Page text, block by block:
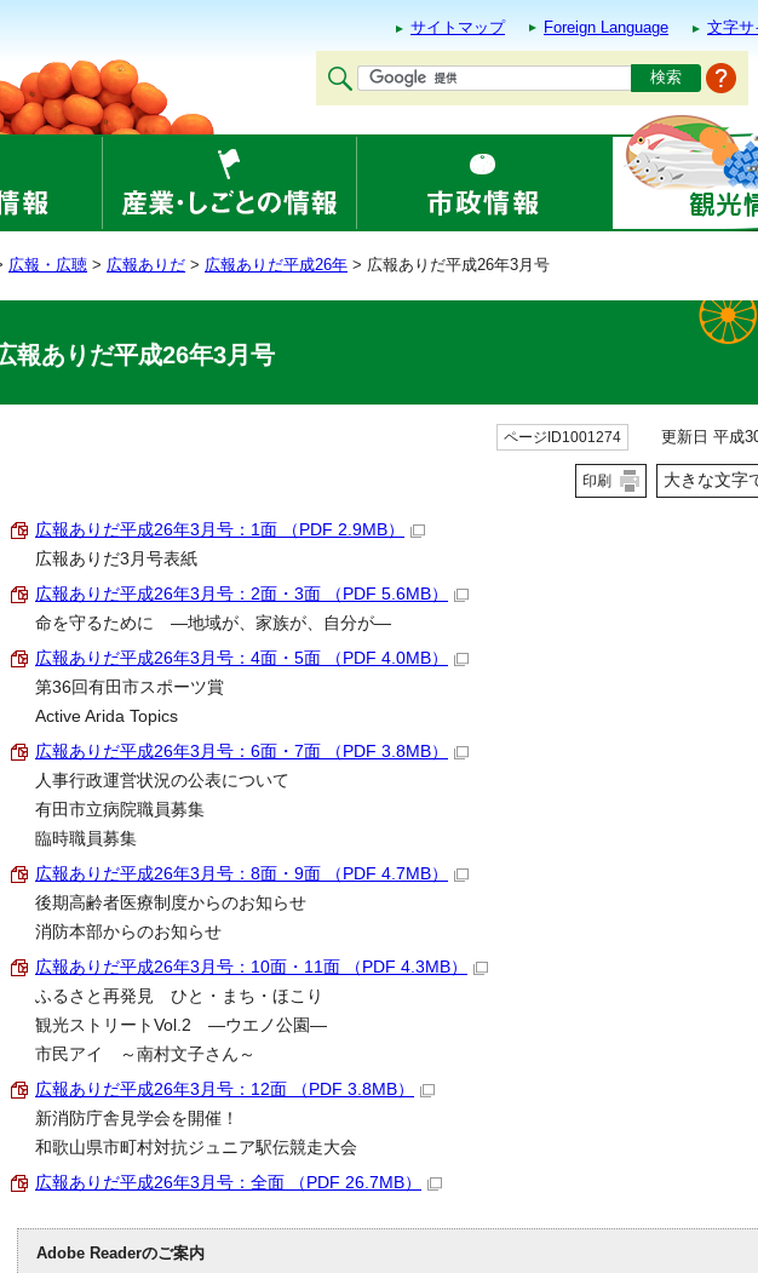
サイトマップ Foreign Language
文字サ
広報・広聴 > 広報ありだ > 広報ありだ平成26年 > 広報ありだ平成26年3月号
報ありだ平成26年3月号
ページID1001274 更新日 平成
印刷 大きな文字
広報ありだ平成26年3月号：1面 （PDF 2.9MB）
広報ありだ3月号表紙
広報ありだ平成26年3月号：2面・3面 （PDF 5.6MB）
命を守るために ―地域が、家族が、自分が―
広報ありだ平成26年3月号：4面・5面 （PDF 4.0MB）
第36回有田市スポーツ賞
Active Arida Topics
広報ありだ平成26年3月号：6面・7面 （PDF 3.8MB）
人事行政運営状況の公表について
有田市立病院職員募集
臨時職員募集
広報ありだ平成26年3月号：8面・9面 （PDF 4.7MB）
後期高齢者医療制度からのお知らせ
消防本部からのお知らせ
広報ありだ平成26年3月号：10面・11面 （PDF 4.3MB）
ふるさと再発見 ひと・まち・ほこり
観光ストリートVol.2 ―ウエノ公園―
市民アイ ～南村文子さん～
広報ありだ平成26年3月号：12面 （PDF 3.8MB）
新消防庁舎見学会を開催！
和歌山県市町村対抗ジュニア駅伝競走大会
広報ありだ平成26年3月号：全面 （PDF 26.7MB）
Adobe Readerのご案内